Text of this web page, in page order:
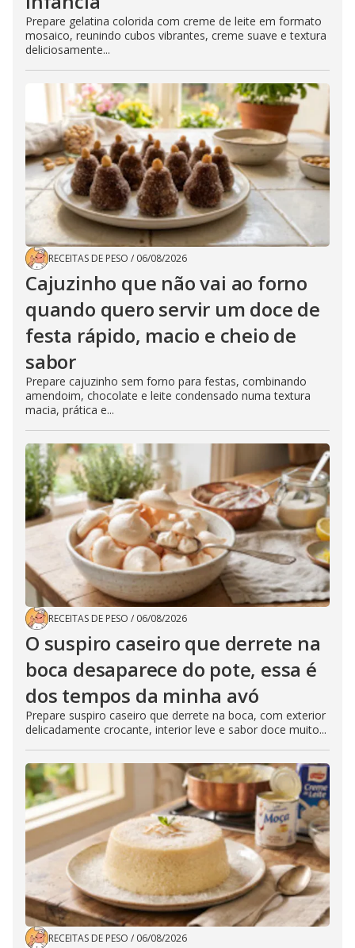
Prepare gelatina colorida com creme de leite em formato
mosaico, reunindo cubos vibrantes, creme suave e textura
deliciosamente...
RECEITAS DE PESO / 06/08/2026
Cajuzinho que não vai ao forno
quando quero servir um doce de
festa rápido, macio e cheio de
sabor
Prepare cajuzinho sem forno para festas, combinando
amendoim, chocolate e leite condensado numa textura
macia, prática e...
RECEITAS DE PESO / 06/08/2026
O suspiro caseiro que derrete na
boca desaparece do pote, essa é
dos tempos da minha avó
Prepare suspiro caseiro que derrete na boca, com exterior
delicadamente crocante, interior leve e sabor doce muito...
RECEITAS DE PESO / 06/08/2026